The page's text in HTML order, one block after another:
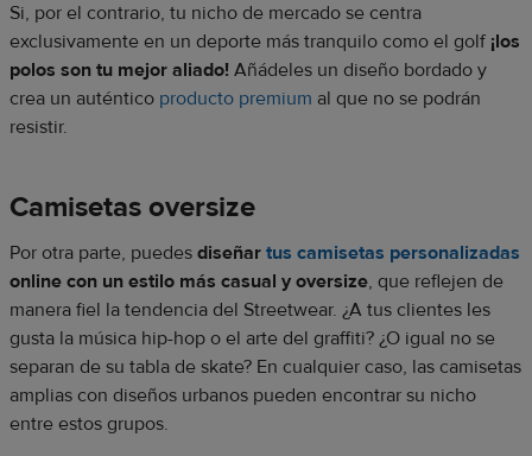
Si, por el contrario, tu nicho de mercado se centra
exclusivamente en un deporte más tranquilo como el golf ¡los
polos son tu mejor aliado! Añádeles un diseño bordado y
crea un auténtico producto premium al que no se podrán
resistir.
Camisetas oversize
Por otra parte, puedes diseñar tus camisetas personalizadas
online con un estilo más casual y oversize, que reflejen de
manera fiel la tendencia del Streetwear. ¿A tus clientes les
gusta la música hip-hop o el arte del graffiti? ¿O igual no se
separan de su tabla de skate? En cualquier caso, las camisetas
amplias con diseños urbanos pueden encontrar su nicho
entre estos grupos.